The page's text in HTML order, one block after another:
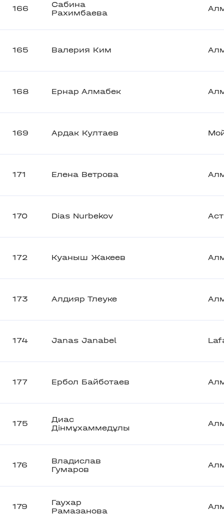
166
Сабина
Рахимбаева
165 Валерия Ким
168 Ернар Алмабек
169 Ардак Култаев
171 Елена Ветрова
170 Dias Nurbekov
172 Куаныш Жакеев
173 Алдияр Тлеуке
174 Janas Janabel
177 Ербол Байботаев
175
Диас
Дінмұхаммедұлы
176
Владислав
Гумаров
179
Гаухар
Рамазанова